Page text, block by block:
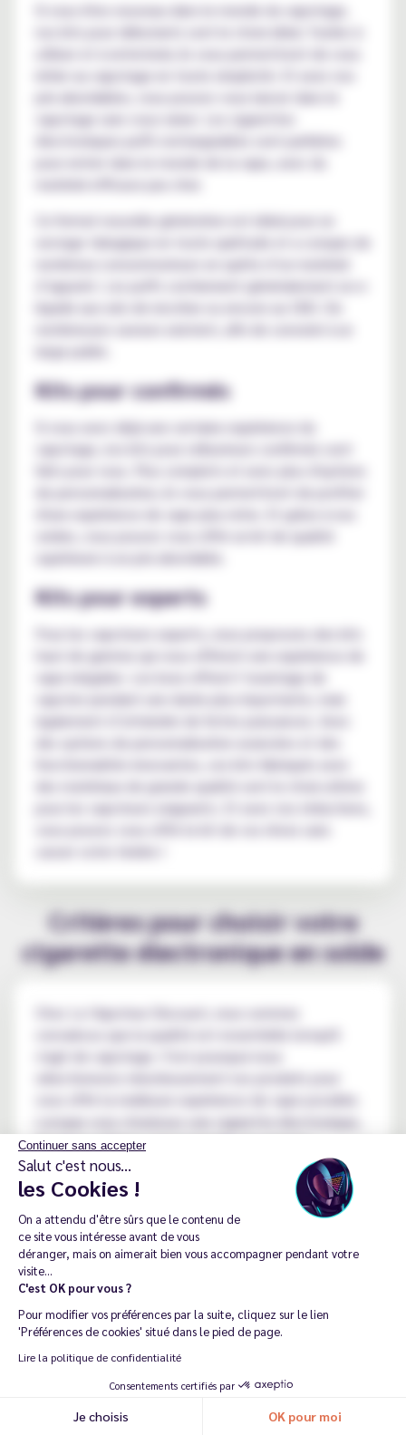
Continuer sans accepter
Salut c'est nous...
les Cookies !
On a attendu d'être sûrs que le contenu de
ce site vous intéresse avant de vous
déranger, mais on aimerait bien vous accompagner pendant votre
visite...
C'est OK pour vous ?
Pour modifier vos préférences par la suite, cliquez sur le lien
'Préférences de cookies' situé dans le pied de page.
Lire la politique de confidentialité
Consentements certifiés par
Je choisis OK pour moi
Si vous êtes nouveau dans le monde du vapotage,
initier au vapotage en toute simplicité. Et avec nos
vapotage sans vous ruiner. Les cigarettes
électroniques puffs rechargeables sont parfaites
pour entrer dans le monde de la vape, avec du
Ce format nouvelle génération est idéal pour un
sevrage tabagique en toute quiétude et a conquis de
d’appoint. Les puffs contiennent généralement un e-
liquide aux sels de nicotine ou encore au CBD. De
large public.
Kits pour confirmés
Si vous avez déjà une certaine expérience du
vapotage, nos kits pour utilisateurs confirmés sont
d'une expérience de vape plus riche. Et grâce à nos
supérieure à un prix abordable.
Kits pour experts
Pour les vapoteurs experts, nous proposons des kits
haut de gamme qui vous offriront une expérience de
vape inégalée. Les boxs offrent l’avantage de
vapoter pendant une durée plus importante, mais
fonctionnalités innovantes, ces kits fabriqués avec
des matériaux de grande qualité sont le choix ultime
pour les vapoteurs exigeants. Et avec nos réductions,
Critères pour choisir votre
cigarette électronique en solde
Chez Le Vapoteur Discount, nous sommes
convaincus que la qualité est essentielle lorsqu'il
s'agit de vapotage. C'est pourquoi nous
sélectionnons minutieusement nos produits pour
vous offrir la meilleure expérience de vape possible.
Lorsque vous choisissez une cigarette électronique,
plusieurs critères sont à prendre en compte :
la qualité de fabrication ;
la performance ;
la durabilité ;
le prix.
Chez Le Vapoteur Discount, nous nous engageons à
vous offrir des produits qui répondent à tous ces
critères. Nos références délivrent des performances
constantes et sont conçues pour durer. Nous
travaillons uniquement avec des marques de
confiance qui partagent notre engagement pour la
qualité. Vous pouvez ainsi être sûr que les produits
Recommander ma dernière commande